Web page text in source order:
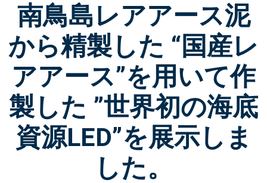
南鳥島レアアース泥
から精製した “国産レ
アアース”を用いて作
製した ”世界初の海底
資源LED”を展示しま
した。